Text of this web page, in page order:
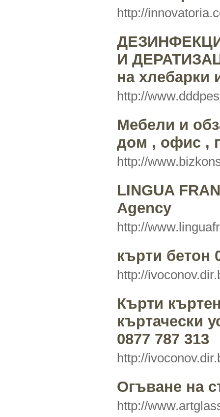
http://
И
на хлебарки
http://
Мебели и
дом , офис ,
http://
LINGUA
Agency
http://
кърти бетон
http://
Кърти
къртачески
0877 787 313
http://
Огъване на
http://